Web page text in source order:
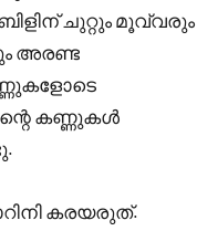
ചുറ്റും മൂവ്വരും
അരണ്ട
കണ്ണുകൾ
കരയരുത്.